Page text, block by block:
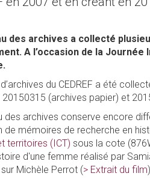
des archives a collecté
A l’occasion de la
du CEDREF a été
(archives papier) et
des archives conserve encore
de mémoires de recherche en
territoires (ICT) sous la cote
d'une femme réalisé par
Michèle Perrot (> Extrait du film).